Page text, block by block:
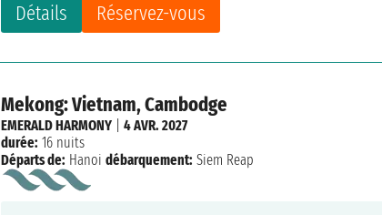
Détails Réservez-vous
Mekong: Vietnam, Cambodge
EMERALD HARMONY |4 AVR. 2027
durée: 16 nuits
Départs de: Hanoi débarquement: Siem Reap